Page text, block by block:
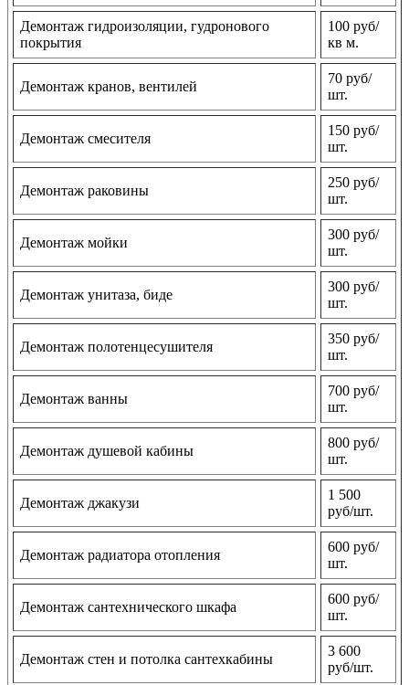
Демонтаж гидроизоляции, гудронового
покрытия
100 руб/
кв м.
Демонтаж кранов, вентилей
70 руб/
шт.
Демонтаж смесителя
150 руб/
шт.
Демонтаж раковины
250 руб/
шт.
Демонтаж мойки
300 руб/
шт.
Демонтаж унитаза, биде
300 руб/
шт.
Демонтаж полотенцесушителя
350 руб/
шт.
Демонтаж ванны
700 руб/
шт.
Демонтаж душевой кабины
800 руб/
шт.
Демонтаж джакузи
1 500
руб/шт.
Демонтаж радиатора отопления
600 руб/
шт.
Демонтаж сантехнического шкафа
600 руб/
шт.
Демонтаж стен и потолка сантехкабины
3 600
руб/шт.